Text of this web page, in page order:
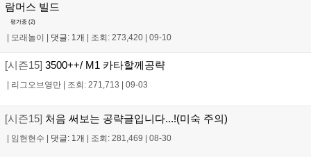
람머스 빌드
평가중 (2)
| 모래놀이 | 댓글: 1개 | 조회: 273,420 | 09-10
[시즌15] 3500++/ M1 카타할께공략
| 리그오브영만 | 조회: 271,713 | 09-03
[시즌15] 처음 써보는 공략글입니다...!(미숙 주의)
| 임현현수 | 댓글: 1개 | 조회: 281,469 | 08-30